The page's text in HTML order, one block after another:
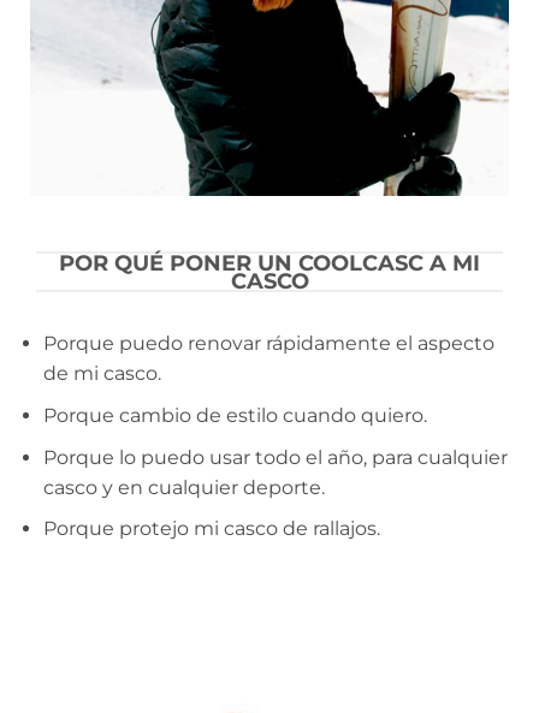
POR QUÉ PONER UN COOLCASC A MI
CASCO
Porque puedo renovar rápidamente el aspecto
de mi casco.
Porque cambio de estilo cuando quiero.
Porque lo puedo usar todo el año, para cualquier
casco y en cualquier deporte.
Porque protejo mi casco de rallajos.